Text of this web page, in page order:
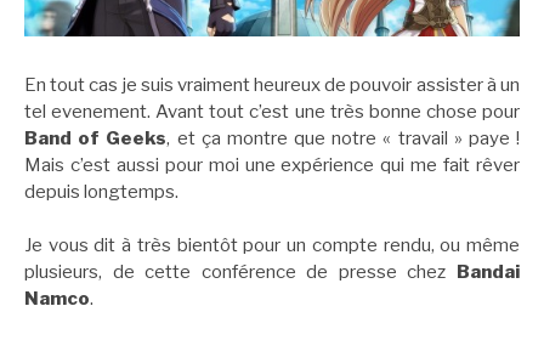
En tout cas je suis vraiment heureux de pouvoir assister à un
tel evenement. Avant tout c’est une très bonne chose pour
Band of Geeks, et ça montre que notre « travail » paye !
Mais c’est aussi pour moi une expérience qui me fait rêver
depuis longtemps.
Je vous dit à très bientôt pour un compte rendu, ou même
plusieurs, de cette conférence de presse chez
Bandai
Namco.